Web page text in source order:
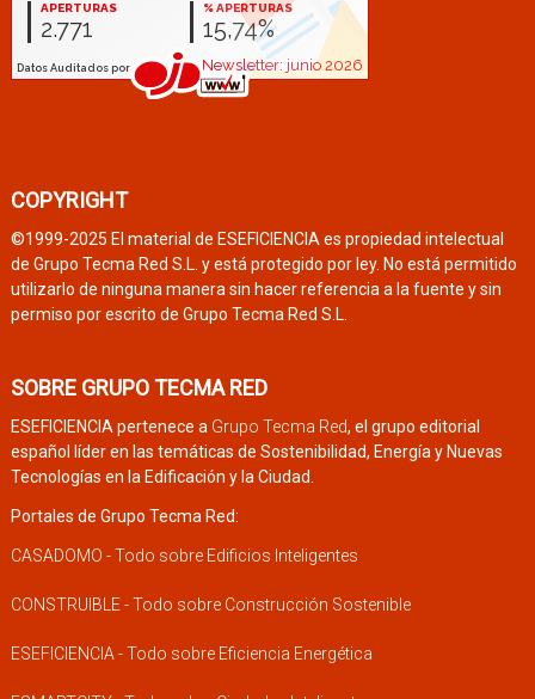
COPYRIGHT
©1999-2025 El material de ESEFICIENCIA es propiedad intelectual
de Grupo Tecma Red S.L. y está protegido por ley. No está permitido
utilizarlo de ninguna manera sin hacer referencia a la fuente y sin
permiso por escrito de Grupo Tecma Red S.L.
SOBRE GRUPO TECMA RED
ESEFICIENCIA pertenece a Grupo Tecma Red, el grupo editorial
español líder en las temáticas de Sostenibilidad, Energía y Nuevas
Tecnologías en la Edificación y la Ciudad.
Portales de Grupo Tecma Red:
CASADOMO - Todo sobre Edificios Inteligentes
CONSTRUIBLE - Todo sobre Construcción Sostenible
ESEFICIENCIA - Todo sobre Eficiencia Energética